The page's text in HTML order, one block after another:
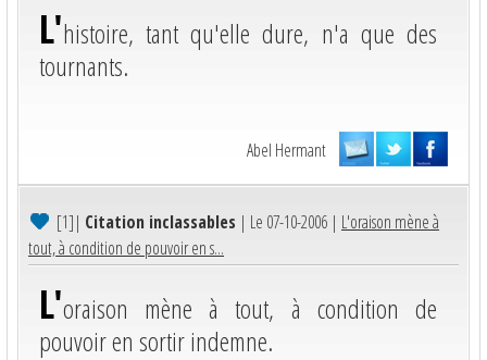
L'histoire, tant qu'elle dure, n'a que des
tournants.
Abel Hermant
[1]| Citation inclassables | Le 07-10-2006 | L'oraison mène à
tout, à condition de pouvoir en s...
L'oraison mène à tout, à condition de
pouvoir en sortir indemne.